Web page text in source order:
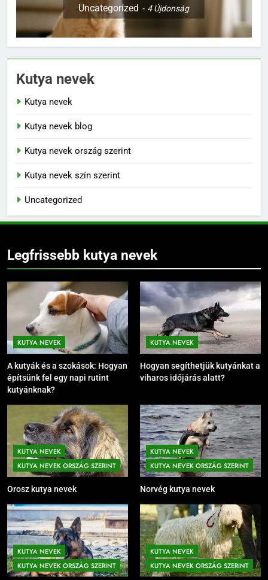
Uncategorized 4Újdonság
Kutya nevek
Kutya nevek
Kutya nevek blog
Kutya nevek ország szerint
Kutya nevek szín szerint
Uncategorized
Legfrissebb kutya nevek
KUTYA NEVEK
A kutyák és a szokások: Hogyan
építsünk fel egy napi rutint
kutyánknak?
KUTYA NEVEK
Hogyan segíthetjük kutyánkat a
viharos időjárás alatt?
KUTYA NEVEK
KUTYA NEVEK ORSZÁG SZERINT
Orosz kutya nevek
KUTYA NEVEK
KUTYA NEVEK ORSZÁG SZERINT
Norvég kutya nevek
KUTYA NEVEK
KUTYA NEVEK ORSZÁG SZERINT
KUTYA NEVEK
KUTYA NEVEK ORSZÁG SZERINT